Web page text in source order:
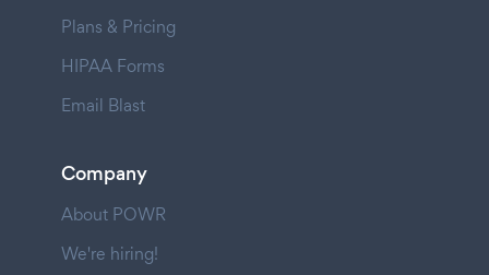
Plans & Pricing
HIPAA Forms
Email Blast
Company
About POWR
We're hiring!